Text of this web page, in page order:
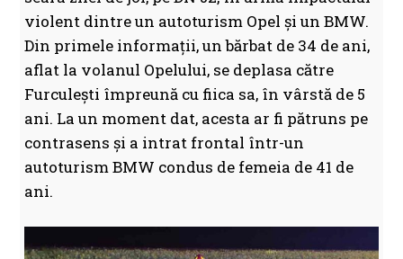
violent dintre un autoturism Opel și un BMW.
Din primele informații, un bărbat de 34 de ani,
aflat la volanul Opelului, se deplasa către
Furculești împreună cu fiica sa, în vârstă de 5
ani. La un moment dat, acesta ar fi pătruns pe
contrasens și a intrat frontal într-un
autoturism BMW condus de femeia de 41 de
ani.